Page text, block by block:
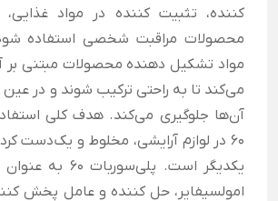
کننده، تثبیت کننده در مواد غذایی،
محصولات مراقبت شخصی استفاده
مواد تشکیل دهنده محصولات مبتنی
می‌کند تا به راحتی ترکیب شوند و در
آن‌ها جلوگیری می‌کند. هدف کلی
60 در لوازم آرایشی، مخلوط و یک‌دست
یکدیگر است.
امولسیفایر، حل کننده و عامل پخش